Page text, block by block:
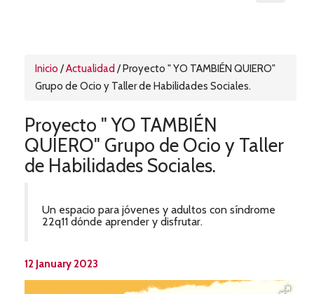
Inicio /Actualidad /Proyecto " YO TAMBIÉN QUIERO"
Grupo de Ocio y Taller de Habilidades Sociales.
Proyecto " YO TAMBIÉN
QUIERO" Grupo de Ocio y Taller
de Habilidades Sociales.
Un espacio para jóvenes y adultos con síndrome
22q11 dónde aprender y disfrutar.
12 January 2023